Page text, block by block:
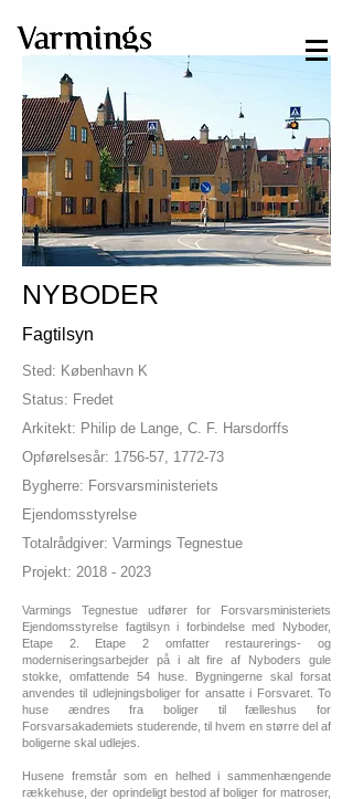
NYBODER
Fagtilsyn
Sted: København K
Status: Fredet
Arkitekt: Philip de Lange, C. F. Harsdorffs
Opførelsesår: 1756-57, 1772-73
Bygherre: Forsvarsministeriets
Ejendomsstyrelse
Totalrådgiver: Varmings Tegnestue
Projekt: 2018 - 2023
Varmings Tegnestue udfører for Forsvarsministeriets
Ejendomsstyrelse fagtilsyn i forbindelse med Nyboder,
Etape 2. Etape 2 omfatter restaurerings- og
moderniseringsarbejder på i alt fire af Nyboders gule
stokke, omfattende 54 huse.
Bygningerne skal forsat
anvendes til udlejningsboliger for ansatte i Forsvaret. To
huse ændres fra boliger til fælleshus for
Forsvarsakademiets studerende, til hvem en større del af
boligerne skal udlejes.
Husene fremstår som en helhed i sammenhængende
rækkehuse, der oprindeligt bestod af boliger for matroser,